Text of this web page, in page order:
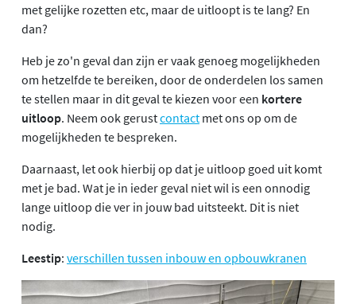
met gelijke rozetten etc, maar de uitloopt is te lang? En
dan?
Heb je zo'n geval dan zijn er vaak genoeg mogelijkheden
om hetzelfde te bereiken, door de onderdelen los samen
te stellen maar in dit geval te kiezen voor een kortere
uitloop. Neem ook gerustcontact met ons op om de
mogelijkheden te bespreken.
Daarnaast, let ook hierbij op dat je uitloop goed uit komt
met je bad. Wat je in ieder geval niet wil is een onnodig
lange uitloop die ver in jouw bad uitsteekt. Dit is niet
nodig.
Leestip: verschillen tussen inbouw en opbouwkranen